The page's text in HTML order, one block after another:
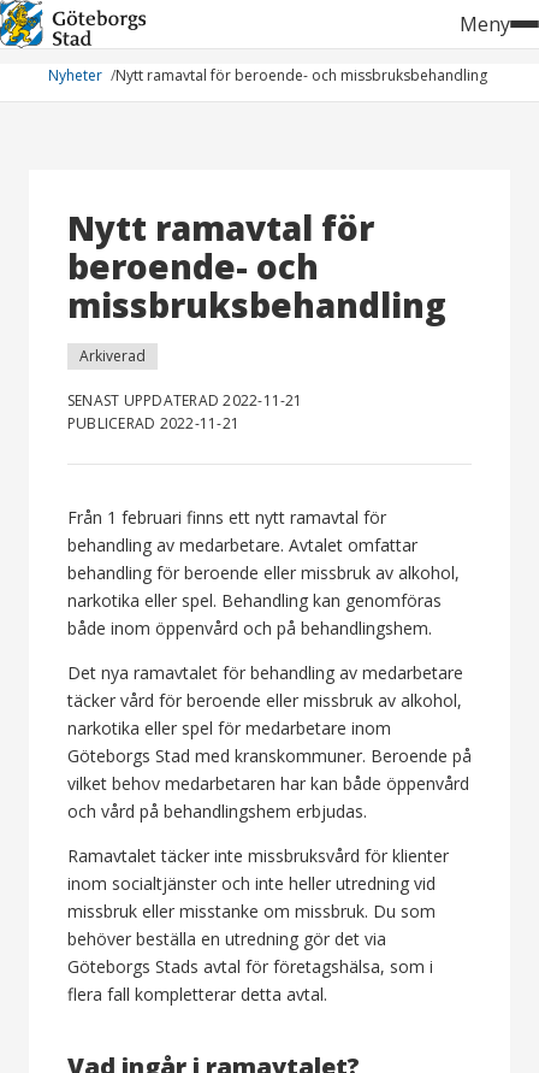
Hoppa
till
innehåll
Meny
Nyheter Nytt ramavtal för beroende- och missbruksbehandling
Nytt ramavtal för
beroende- och
missbruksbehandling
Arkiverad
SENAST UPPDATERAD 2022-11-21
PUBLICERAD 2022-11-21
Från 1 februari finns ett nytt ramavtal för
behandling av medarbetare. Avtalet omfattar
behandling för beroende eller missbruk av alkohol,
narkotika eller spel. Behandling kan genomföras
både inom öppenvård och på behandlingshem.
Det nya ramavtalet för behandling av medarbetare
täcker vård för beroende eller missbruk av alkohol,
narkotika eller spel för medarbetare inom
Göteborgs Stad med kranskommuner. Beroende på
vilket behov medarbetaren har kan både öppenvård
och vård på behandlingshem erbjudas.
Ramavtalet täcker inte missbruksvård för klienter
inom socialtjänster och inte heller utredning vid
missbruk eller misstanke om missbruk. Du som
behöver beställa en utredning gör det via
Göteborgs Stads avtal för företagshälsa, som i
flera fall kompletterar detta avtal.